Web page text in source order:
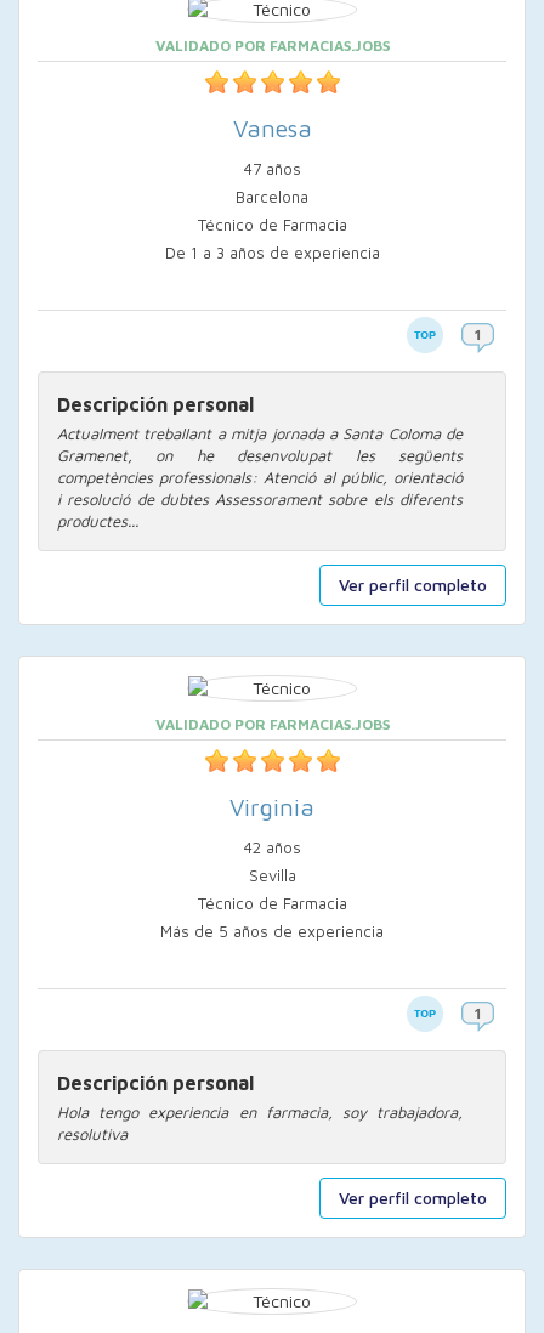
Ver perfil completo
VALIDADO POR FARMACIAS.JOBS
Vanesa
47 años
Barcelona
Técnico de Farmacia
De 1 a 3 años de experiencia
Descripción personal
Actualment treballant a mitja jornada a Santa Coloma de
Gramenet, on he desenvolupat les següents
competències professionals: Atenció al públic, orientació
i resolució de dubtes Assessorament sobre els diferents
productes...
Ver perfil completo
VALIDADO POR FARMACIAS.JOBS
Virginia
42 años
Sevilla
Técnico de Farmacia
Más de 5 años de experiencia
Descripción personal
Hola tengo experiencia en farmacia, soy trabajadora,
resolutiva